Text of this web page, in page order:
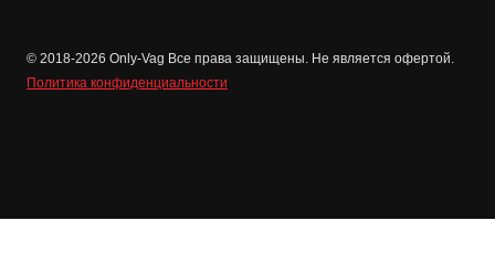
© 2018-2026 Only-Vag Все права защищены. Не является офертой.
Политика конфиденциальности